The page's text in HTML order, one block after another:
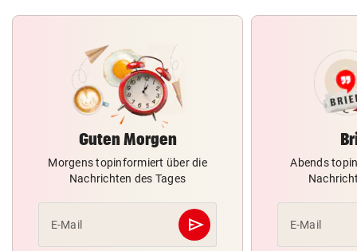
Guten Morgen
Morgens topinformiert über die
Nachrichten des Tages
E-Mail send
Abschicken
Abends
E-Mail